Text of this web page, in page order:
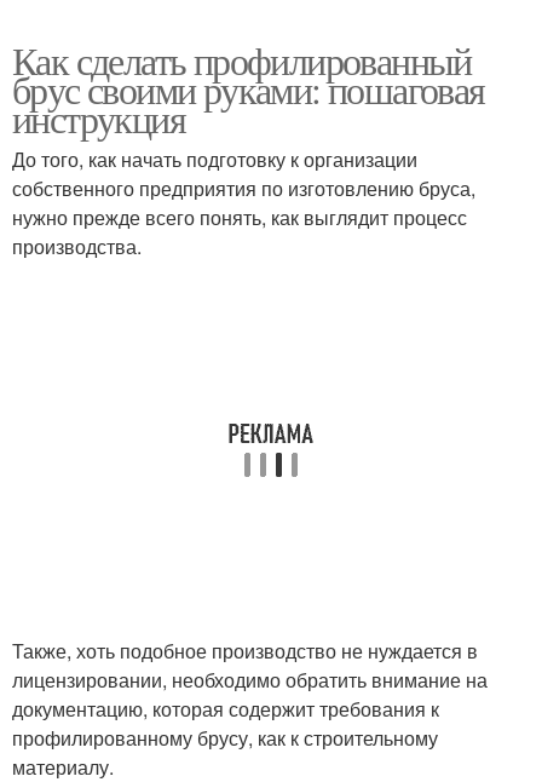
Как сделать профилированный
брус своими руками: пошаговая
инструкция
До того, как начать подготовку к организации
собственного предприятия по изготовлению бруса,
нужно прежде всего понять, как выглядит процесс
производства.
Также, хоть подобное производство не нуждается в
лицензировании, необходимо обратить внимание на
документацию, которая содержит требования к
профилированному брусу, как к строительному
материалу.